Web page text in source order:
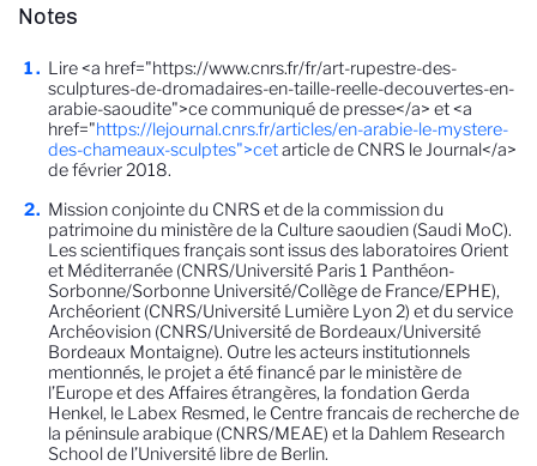
Notes
Lire <a href="https://www.cnrs.fr/fr/art-rupestre-des-
sculptures-de-dromadaires-en-taille-reelle-decouvertes-en-
arabie-saoudite">ce communiqué de presse</a> et <a
href="https://lejournal.cnrs.fr/articles/en-arabie-le-mystere-
des-chameaux-sculptes">cetarticle de CNRS le Journal</a>
de février 2018.
Mission conjointe du CNRS et de la commission du
patrimoine du ministère de la Culture saoudien (Saudi MoC).
Les scientifiques français sont issus des laboratoires Orient
et Méditerranée (CNRS/Université Paris 1 Panthéon-
Sorbonne/Sorbonne Université/Collège de France/EPHE),
Archéorient (CNRS/Université Lumière Lyon 2) et du service
Archéovision (CNRS/Université de Bordeaux/Université
Bordeaux Montaigne). Outre les acteurs institutionnels
mentionnés, le projet a été financé par le ministère de
l’Europe et des Affaires étrangères, la fondation Gerda
Henkel, le Labex Resmed, le Centre francais de recherche de
la péninsule arabique (CNRS/MEAE) et la Dahlem Research
School de l’Université libre de Berlin.